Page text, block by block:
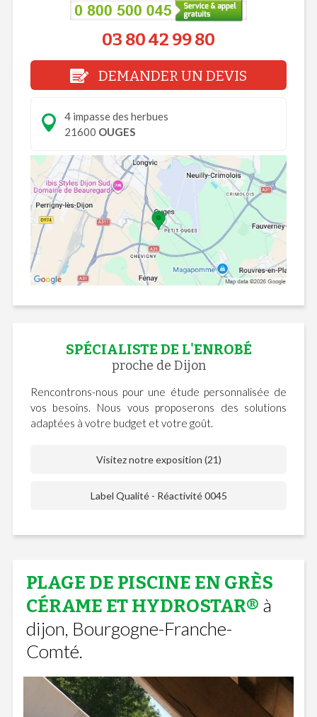
03 80 42 99 80
DEMANDER UN DEVIS
4 impasse des herbues
21600 OUGES
SPÉCIALISTE DE L'ENROBÉ
proche de Dijon
Rencontrons-nous pour une étude personnalisée de
vos besoins. Nous vous proposerons des solutions
adaptées à votre budget et votre goût.
Visitez notre exposition (21)
Label Qualité - Réactivité 0045
PLAGE DE PISCINE EN GRÈS
CÉRAME ET HYDROSTAR® à
dijon, Bourgogne-Franche-
Comté.